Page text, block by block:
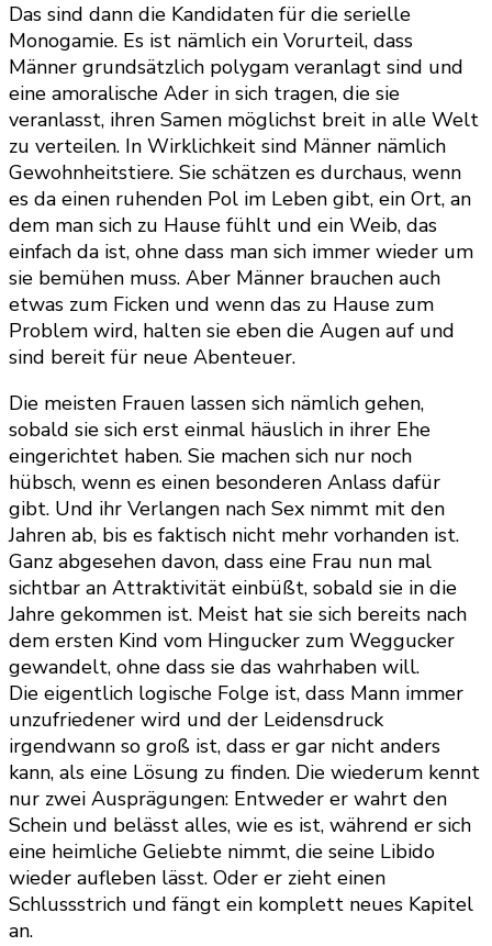
Das sind dann die Kandidaten für die serielle
Monogamie. Es ist nämlich ein Vorurteil, dass
Männer grundsätzlich polygam veranlagt sind und
eine amoralische Ader in sich tragen, die sie
veranlasst, ihren Samen möglichst breit in alle Welt
zu verteilen. In Wirklichkeit sind Männer nämlich
Gewohnheitstiere. Sie schätzen es durchaus, wenn
es da einen ruhenden Pol im Leben gibt, ein Ort, an
dem man sich zu Hause fühlt und ein Weib, das
einfach da ist, ohne dass man sich immer wieder um
sie bemühen muss. Aber Männer brauchen auch
etwas zum Ficken und wenn das zu Hause zum
Problem wird, halten sie eben die Augen auf und
sind bereit für neue Abenteuer.
Die meisten Frauen lassen sich nämlich gehen,
sobald sie sich erst einmal häuslich in ihrer Ehe
eingerichtet haben. Sie machen sich nur noch
hübsch, wenn es einen besonderen Anlass dafür
gibt. Und ihr Verlangen nach Sex nimmt mit den
Jahren ab, bis es faktisch nicht mehr vorhanden ist.
Ganz abgesehen davon, dass eine Frau nun mal
sichtbar an Attraktivität einbüßt, sobald sie in die
Jahre gekommen ist. Meist hat sie sich bereits nach
dem ersten Kind vom Hingucker zum Weggucker
gewandelt, ohne dass sie das wahrhaben will.
Die eigentlich logische Folge ist, dass Mann immer
unzufriedener wird und der Leidensdruck
irgendwann so groß ist, dass er gar nicht anders
kann, als eine Lösung zu finden. Die wiederum kennt
nur zwei Ausprägungen: Entweder er wahrt den
Schein und belässt alles, wie es ist, während er sich
eine heimliche Geliebte nimmt, die seine Libido
wieder aufleben lässt. Oder er zieht einen
Schlussstrich und fängt ein komplett neues Kapitel
an.